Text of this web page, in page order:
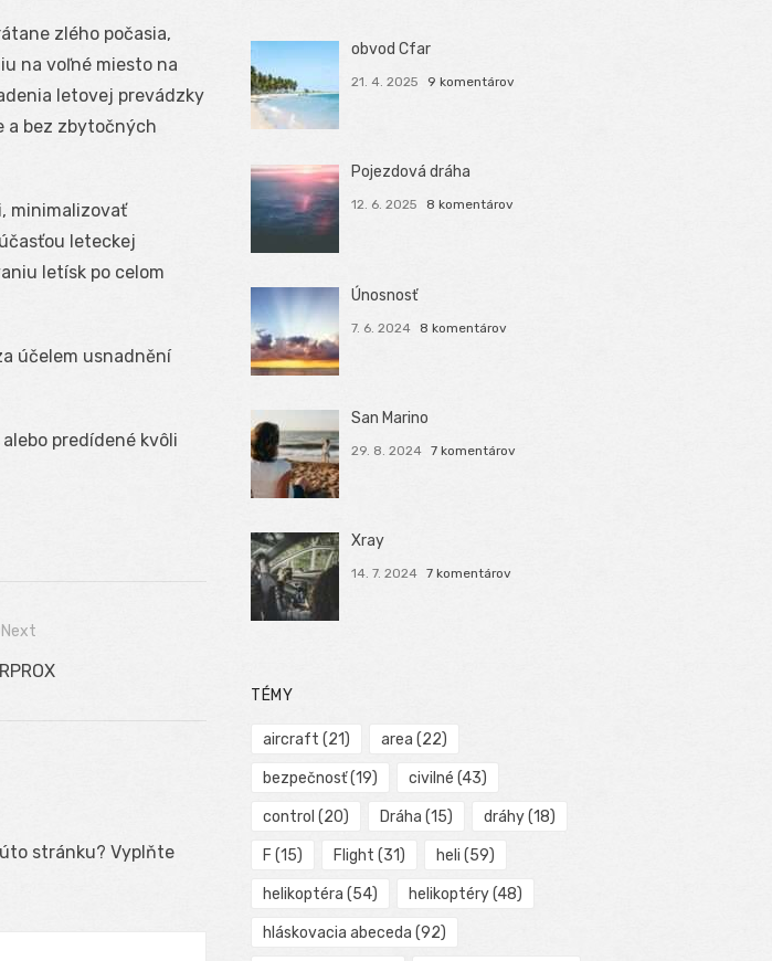
zlého počasia,
na voľné miesto na
letovej prevádzky
a bez zbytočných
minimalizovať
leteckej
letísk po celom
účelem usnadnění
predídené kvôli
Next
stránku? Vyplňte
obvod Cfar
21. 4. 2025 9 komentárov
Pojezdová dráha
12. 6. 2025 8 komentárov
Únosnosť
7. 6. 2024 8 komentárov
San Marino
29. 8. 2024 7 komentárov
Xray
14. 7. 2024 7 komentárov
TÉMY
aircraft (21) area (22)
bezpečnosť(19) civilné (43)
control (20) Dráha (15) dráhy(18)
F (15) Flight (31) heli (59)
helikoptéra (54) helikoptéry(48)
hláskovacia abeceda (92)